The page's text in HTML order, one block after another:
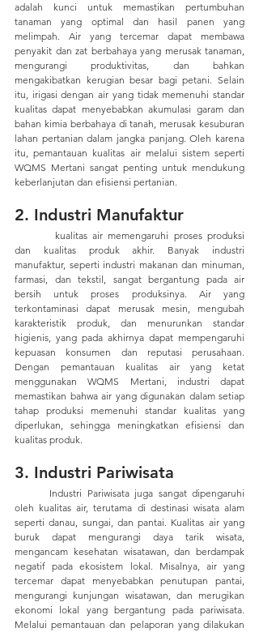
adalah kunci untuk memastikan pertumbuhan
tanaman yang optimal dan hasil panen yang
melimpah. Air yang tercemar dapat membawa
penyakit dan zat berbahaya yang merusak tanaman,
mengurangi produktivitas, dan bahkan
mengakibatkan kerugian besar bagi petani. Selain
itu, irigasi dengan air yang tidak memenuhi standar
kualitas dapat menyebabkan akumulasi garam dan
bahan kimia berbahaya di tanah, merusak kesuburan
lahan pertanian dalam jangka panjang. Oleh karena
itu, pemantauan kualitas air melalui sistem seperti
WQMS Mertani sangat penting untuk mendukung
keberlanjutan dan efisiensi pertanian.
2. Industri Manufaktur
dan kualitas produk akhir. Banyak industri
manufaktur, seperti industri makanan dan minuman,
farmasi, dan tekstil, sangat bergantung pada air
bersih untuk proses produksinya. Air yang
terkontaminasi dapat merusak mesin, mengubah
karakteristik produk, dan menurunkan standar
higienis, yang pada akhirnya dapat mempengaruhi
kepuasan konsumen dan reputasi perusahaan.
Dengan pemantauan kualitas air yang ketat
menggunakan WQMS Mertani, industri dapat
memastikan bahwa air yang digunakan dalam setiap
tahap produksi memenuhi standar kualitas yang
diperlukan, sehingga meningkatkan efisiensi dan
kualitas produk.
3. Industri Pariwisata
oleh kualitas air, terutama di destinasi wisata alam
seperti danau, sungai, dan pantai. Kualitas air yang
buruk dapat mengurangi daya tarik wisata,
mengancam kesehatan wisatawan, dan berdampak
negatif pada ekosistem lokal. Misalnya, air yang
tercemar dapat menyebabkan penutupan pantai,
mengurangi kunjungan wisatawan, dan merugikan
ekonomi lokal yang bergantung pada pariwisata.
Melalui pemantauan dan pelaporan yang dilakukan